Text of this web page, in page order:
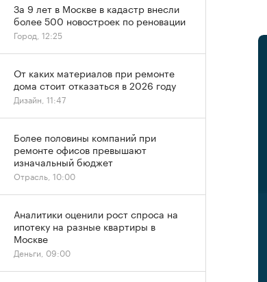
За 9 лет в Москве в кадастр внесли
более 500 новостроек по реновации
Город, 12:25
От каких материалов при ремонте
дома стоит отказаться в 2026 году
Дизайн, 11:47
Более половины компаний при
ремонте офисов превышают
изначальный бюджет
Отрасль, 10:00
Аналитики оценили рост спроса на
ипотеку на разные квартиры в
Москве
Деньги, 09:00